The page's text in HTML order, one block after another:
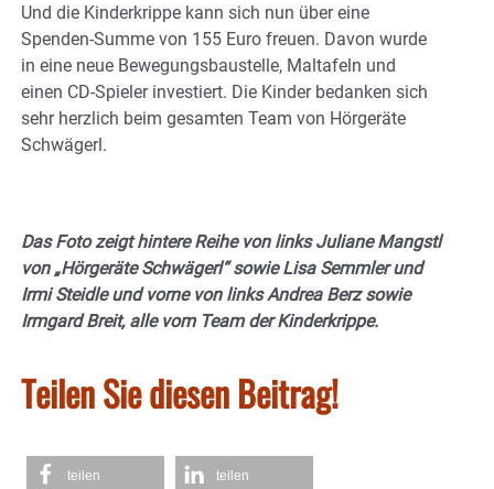
Und die Kinderkrippe kann sich nun über eine
Spenden-Summe von 155 Euro freuen. Davon wurde
in eine neue Bewegungsbaustelle, Maltafeln und
einen CD-Spieler investiert. Die Kinder bedanken sich
sehr herzlich beim gesamten Team von Hörgeräte
Schwägerl.
Das Foto zeigt hintere Reihe von links Juliane Mangstl
von „Hörgeräte Schwägerl“ sowie Lisa Semmler und
Irmi Steidle und vorne von links Andrea Berz sowie
Irmgard Breit, alle vom Team der Kinderkrippe.
Teilen Sie diesen Beitrag!
teilen teilen